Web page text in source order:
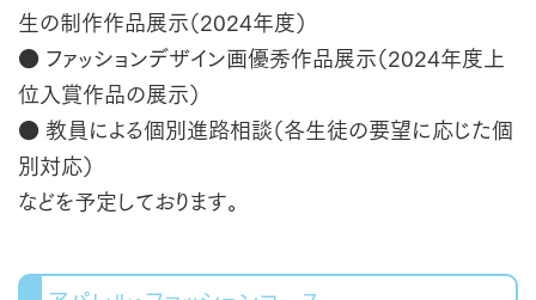
生の制作作品展示（2024年度）
● ファッションデザイン画優秀作品展示（2024年度上
位入賞作品の展示）
● 教員による個別進路相談（各生徒の要望に応じた個
別対応）
などを予定しております。